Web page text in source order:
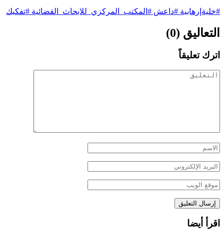
#خليةإرهابية #داعش #المكتب_المركزي_للابحاث_القضائية #تفكيك
التعاليق (0)
اترك تعليقاً
اقرأ أيضا